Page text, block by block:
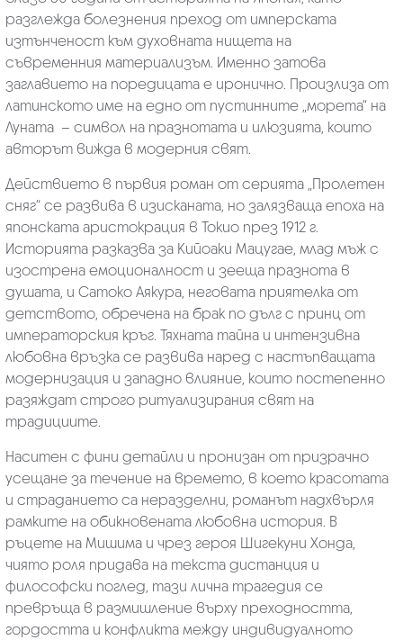
разглежда болезнения преход от имперската
изтънченост към духовната нищета на
съвременния материализъм. Именно затова
заглавието на поредицата е иронично. Произлиза от
латинското име на едно от пустинните „морета“ на
Луната – символ на празнотата и илюзията, които
авторът вижда в модерния свят.
Действието в първия роман от серията „Пролетен
сняг“ се развива в изисканата, но залязваща епоха на
японската аристокрация в Токио през 1912 г.
Историята разказва за Кийоаки Мацугае, млад мъж с
изострена емоционалност и зееща празнота в
душата, и Сатоко Аякура, неговата приятелка от
детството, обречена на брак по дълг с принц от
императорския кръг. Тяхната тайна и интензивна
любовна връзка се развива наред с настъпващата
модернизация и западно влияние, които постепенно
разяждат строго ритуализирания свят на
традициите.
Наситен с фини детайли и пронизан от призрачно
усещане за течение на времето, в което красотата
и страданието са неразделни, романът надхвърля
рамките на обикновената любовна история. В
ръцете на Мишима и чрез героя Шигекуни Хонда,
чиято роля придава на текста дистанция и
философски поглед, тази лична трагедия се
превръща в размишление върху преходността,
гордостта и конфликта между индивидуалното